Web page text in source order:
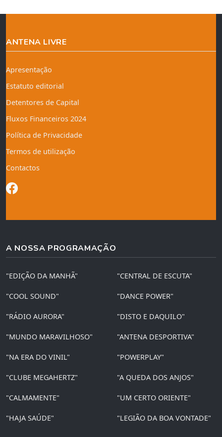
ANTENA LIVRE
Apresentação
Estatuto editorial
Detentores de Capital
Fluxos Financeiros 2024
Política de Privacidade
Termos de utilização
Contactos
A NOSSA PROGRAMAÇÃO
"EDIÇÃO DA MANHÃ" "CENTRAL DE ESCUTA"
"COOL SOUND" "DANCE POWER"
"RÁDIO AURORA" "DISTO E DAQUILO"
"MUNDO MARAVILHOSO" "ANTENA DESPORTIVA"
"NA ERA DO VINIL" "POWERPLAY"
"CLUBE MEGAHERTZ" "A QUEDA DOS ANJOS"
"CALMAMENTE" "UM CERTO ORIENTE"
"HAJA SAÚDE" "LEGIÃO DA BOA VONTADE"